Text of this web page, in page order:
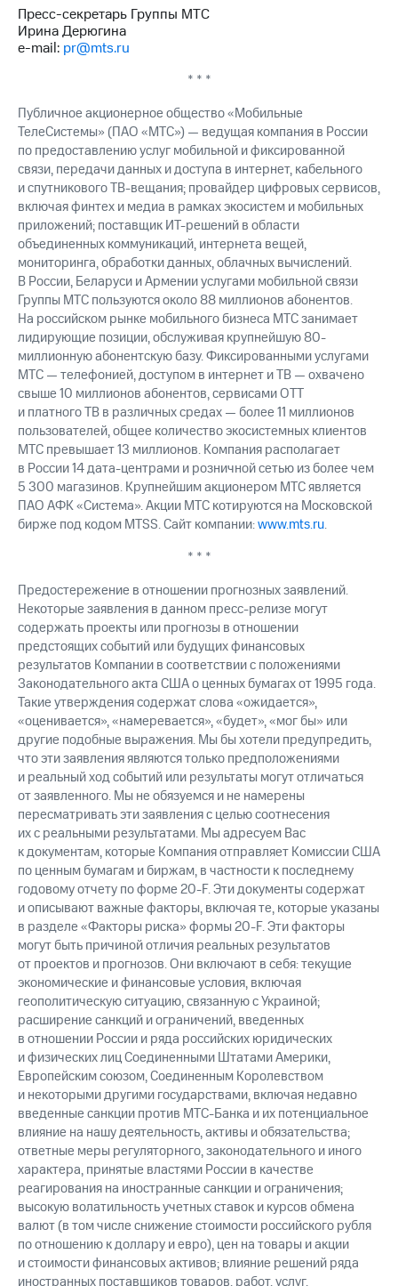
развитие
деловая этика
На главную
Пресс-секретарь Группы МТС
Ирина Дерюгина
e-mail: pr@mts.ru
* * *
Публичное акционерное общество «Мобильные
ТелеСистемы» (ПАО «МТС») — ведущая компания в России
по предоставлению услуг мобильной и фиксированной
связи, передачи данных и доступа в интернет, кабельного
и спутникового ТВ-вещания; провайдер цифровых сервисов,
включая финтех и медиа в рамках экосистем и мобильных
приложений; поставщик ИТ-решений в области
объединенных коммуникаций, интернета вещей,
мониторинга, обработки данных, облачных вычислений.
В России, Беларуси и Армении услугами мобильной связи
Группы МТС пользуются около 88 миллионов абонентов.
На российском рынке мобильного бизнеса МТС занимает
лидирующие позиции, обслуживая крупнейшую 80-
миллионную абонентскую базу. Фиксированными услугами
МТС — телефонией, доступом в интернет и ТВ — охвачено
свыше 10 миллионов абонентов, сервисами OTT
и платного ТВ в различных средах — более 11 миллионов
пользователей, общее количество экосистемных клиентов
МТС превышает 13 миллионов. Компания располагает
в России 14 дата-центрами и розничной сетью из более чем
5 300 магазинов. Крупнейшим акционером МТС является
ПАО АФК «Система». Акции МТС котируются на Московской
бирже под кодом MTSS. Сайт компании:www.mts.ru.
* * *
Предостережение в отношении прогнозных заявлений.
Некоторые заявления в данном пресс-релизе могут
содержать проекты или прогнозы в отношении
предстоящих событий или будущих финансовых
результатов Компании в соответствии с положениями
Законодательного акта США о ценных бумагах от 1995 года.
Такие утверждения содержат слова «ожидается»,
«оценивается», «намеревается», «будет», «мог бы» или
другие подобные выражения. Мы бы хотели предупредить,
что эти заявления являются только предположениями
и реальный ход событий или результаты могут отличаться
от заявленного. Мы не обязуемся и не намерены
пересматривать эти заявления с целью соотнесения
их с реальными результатами. Мы адресуем Вас
к документам, которые Компания отправляет Комиссии США
по ценным бумагам и биржам, в частности к последнему
годовому отчету по форме 20-F. Эти документы содержат
и описывают важные факторы, включая те, которые указаны
в разделе «Факторы риска» формы 20-F. Эти факторы
могут быть причиной отличия реальных результатов
от проектов и прогнозов. Они включают в себя: текущие
экономические и финансовые условия, включая
геополитическую ситуацию, связанную с Украиной;
расширение санкций и ограничений, введенных
в отношении России и ряда российских юридических
и физических лиц Соединенными Штатами Америки,
Европейским союзом, Соединенным Королевством
и некоторыми другими государствами, включая недавно
введенные санкции против МТС-Банка и их потенциальное
влияние на нашу деятельность, активы и обязательства;
ответные меры регуляторного, законодательного и иного
характера, принятые властями России в качестве
реагирования на иностранные санкции и ограничения;
высокую волатильность учетных ставок и курсов обмена
валют (в том числе снижение стоимости российского рубля
по отношению к доллару и евро), цен на товары и акции
и стоимости финансовых активов; влияние решений ряда